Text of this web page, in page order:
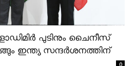
പുടിനും ചൈനീസ്
ഇന്ത്യ സന്ദർശനത്തിന്